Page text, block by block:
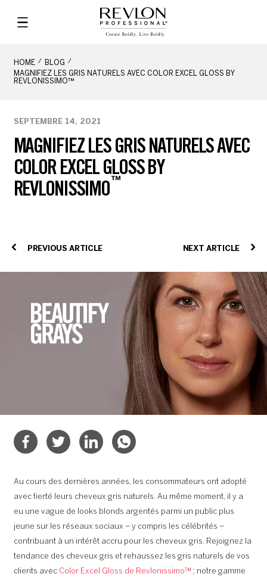
HOME
BLOG
MAGNIFIEZ LES GRIS NATURELS AVEC COLOR EXCEL GLOSS BY
REVLONISSIMO™
MAGNIFIEZ LES GRIS NATURELS AVEC
COLOR EXCEL GLOSS BY
REVLONISSIMO ™
SEPTEMBRE 14, 2021
PREVIOUS ARTICLE NEXT ARTICLE
Au cours des dernières années, les consommateurs ont adopté
avec fierté leurs cheveux gris naturels. Au même moment, il y a
eu une vague de looks blonds argentés parmi un public plus
jeune sur les réseaux sociaux – y compris les célébrités –
contribuant à un intérêt accru pour les cheveux gris. Rejoignez la
tendance des cheveux gris et rehaussez les gris naturels de vos
clients avec Color Excel Gloss de Revlonissimo™ ; notre gamme